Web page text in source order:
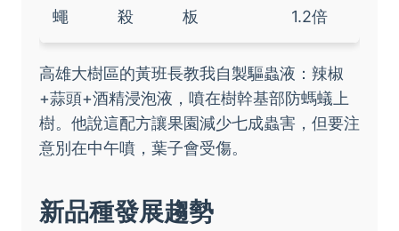
蠅
殺
板
1.2倍
高雄大樹區的黃班長教我自製驅蟲液：辣椒
+蒜頭+酒精浸泡液，噴在樹幹基部防螞蟻上
樹。他說這配方讓果園減少七成蟲害，但要注
意別在中午噴，葉子會受傷。
新品種發展趨勢